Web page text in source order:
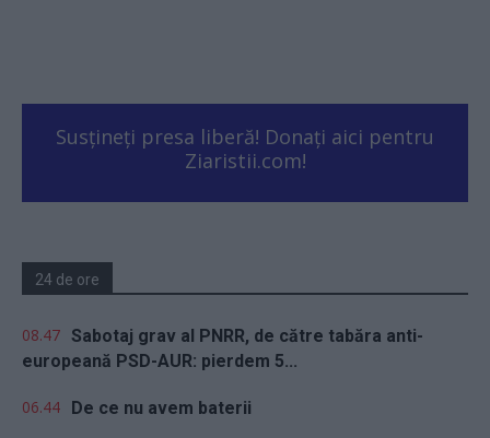
Susțineți presa liberă! Donați aici pentru
Ziaristii.com!
24 de ore
08.47 Sabotaj grav al PNRR, de către tabăra anti-
europeană PSD-AUR: pierdem 5...
06.44 De ce nu avem baterii